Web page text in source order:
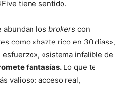
tiene sentido.
abundan los brokers con
como «hazte rico en 30 días»,
«sistema infalible de
fantasías. Lo que te
valioso: acceso real,